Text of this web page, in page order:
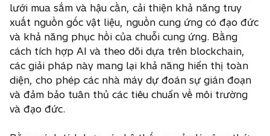
lưới mua sắm và hậu cần, cải thiện khả năng truy
xuất nguồn gốc vật liệu, nguồn cung ứng có đạo đức
và khả năng phục hồi của chuỗi cung ứng. Bằng
cách tích hợp AI và theo dõi dựa trên blockchain,
các giải pháp này mang lại khả năng hiển thị toàn
diện, cho phép các nhà máy dự đoán sự gián đoạn
và đảm bảo tuân thủ các tiêu chuẩn về môi trường
và đạo đức.